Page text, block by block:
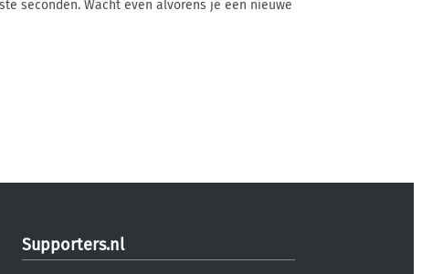
seconden. Wacht even alvorens je een nieuwe
Supporters.nl